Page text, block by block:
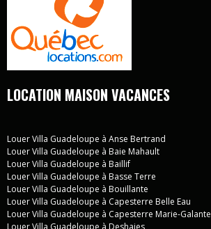
LOCATION MAISON VACANCES
Louer Villa Guadeloupe à Anse Bertrand
Louer Villa Guadeloupe à Baie Mahault
Louer Villa Guadeloupe à Baillif
Louer Villa Guadeloupe à Basse Terre
Louer Villa Guadeloupe à Bouillante
Louer Villa Guadeloupe à Capesterre Belle Eau
Louer Villa Guadeloupe à Capesterre Marie-Galante